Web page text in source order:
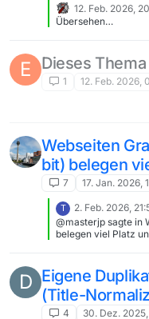
einem Dateisystem.
macht genau das.
12. Feb. 2026,
Übersehen…
E Dieses
1 12. Feb. 2026,
Webseiten
bit) belegen
7 17. Jan. 2026,
T
2. Feb. 2026,
@masterjp sagte in
belegen viel Platz und laden
groß sind DSL 100 heißt bis zu 100MBit/s? Die Bilder sind um die
500 KB = 4000 KBit
erreichst müsste ein
Problem wird nicht
D Eigene
(Title-
4 30. Dez. 2025,